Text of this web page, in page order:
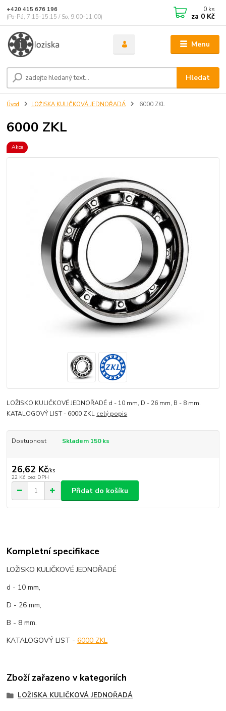
Menu
Hledat
+420 415 676 196
(Po-Pá, 7:15-15:15 / So, 9:00-11:00)
0 ks
za 0 Kč
Úvod LOŽISKA KULIČKOVÁ JEDNOŘADÁ 6000 ZKL
6000 ZKL
Akce
LOŽISKO KULIČKOVÉ JEDNOŘADÉ d - 10 mm, D - 26 mm, B - 8 mm.
KATALOGOVÝ LIST - 6000 ZKL celý popis
Dostupnost Skladem 150 ks
26,62 Kč/ks
22 Kč bez DPH
Přidat do košíku
Kompletní specifikace
LOŽISKO KULIČKOVÉ JEDNOŘADÉ
d - 10 mm,
D - 26 mm,
B - 8 mm.
KATALOGOVÝ LIST -6000 ZKL
Zboží zařazeno v kategoriích
LOŽISKA KULIČKOVÁ JEDNOŘADÁ